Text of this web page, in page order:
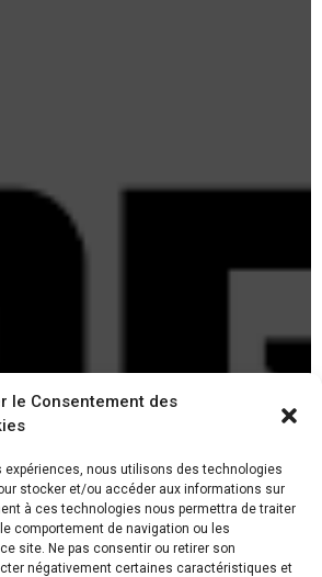
le Consentement des
expériences, nous utilisons des technologies
stocker et/ou accéder aux informations sur
à ces technologies nous permettra de traiter
comportement de navigation ou les
site. Ne pas consentir ou retirer son
négativement certaines caractéristiques et